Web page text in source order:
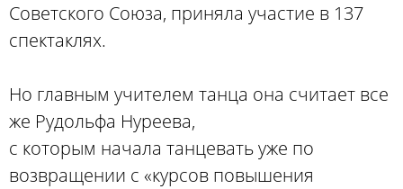
Советского Союза, приняла участие в 137
спектаклях.
Но главным учителем танца она считает все
же Рудольфа Нуреева,
с которым начала танцевать уже по
возвращении с «курсов повышения